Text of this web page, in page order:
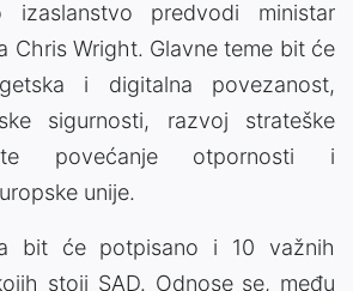
izaslanstvo predvodi ministar
Chris Wright. Glavne teme bit će
i digitalna povezanost,
sigurnosti, razvoj strateške
te povećanje otpornosti i
unije.
bit će potpisano i 10 važnih
stoji SAD. Odnose se, među